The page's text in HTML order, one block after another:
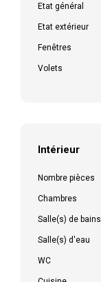
Etat général
Etat extérieur
Fenêtres
Volets
Intérieur
Nombre pièces
Chambres
Salle(s) de bains
Salle(s) d'eau
WC